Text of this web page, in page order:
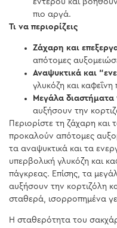
πιο αργά.
Τι να περιορίζεις
Ζάχαρη και
απότομες
Αναψυκτικά και
γλυκόζη και
Μεγάλα διαστήματα
αυξήσουν την
Περιορίστε τη ζάχαρη
προκαλούν απότομες
τα αναψυκτικά και τα
υπερβολική γλυκόζη και
πάγκρεας. Επίσης, τα
αυξήσουν την κορτιζόλη
σταθερά, ισορροπημένα
Η σταθερότητα του